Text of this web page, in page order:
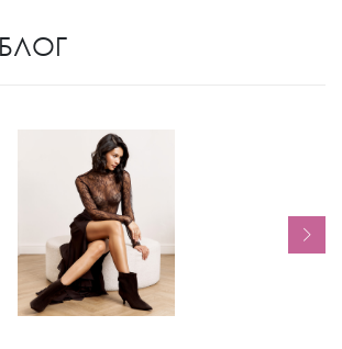
БЛОГ